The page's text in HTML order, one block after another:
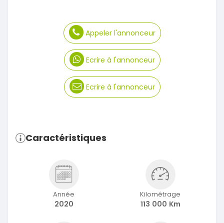
Appeler l'annonceur
Ecrire à l'annonceur
Ecrire à l'annonceur
Caractéristiques
Année
2020
Kilométrage
113 000 Km